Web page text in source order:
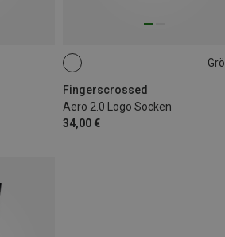
Fingerscrossed
Aero 2.0 Logo Socken
34,00 €
45|46|47